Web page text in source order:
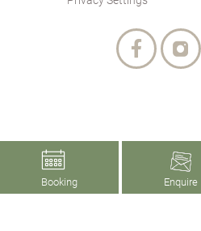
Booking Enquire